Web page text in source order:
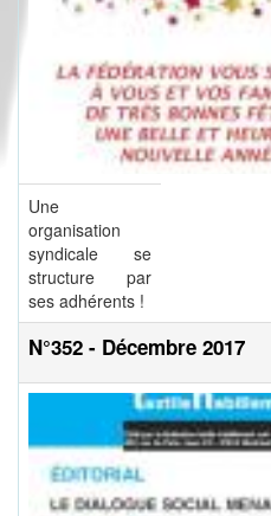
Une
organisation
syndicale se
structure par
ses adhérents !
N°352 - Décembre 2017